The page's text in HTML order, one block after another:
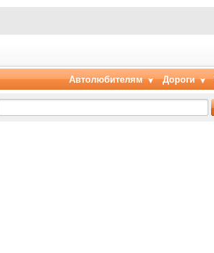
Автолюбителям Дороги